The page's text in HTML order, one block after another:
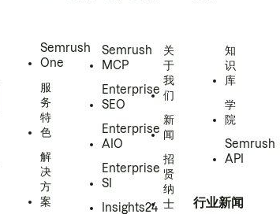
Semrush
One
服
务
特
色
解
决
方
案
Semrush
MCP
Enterprise
SEO
Enterprise
AIO
Enterprise
SI
Insights24
关
于
我
们
新
闻
招
贤
纳
士
知
识
库
学
院
Semrush
API
行业新闻